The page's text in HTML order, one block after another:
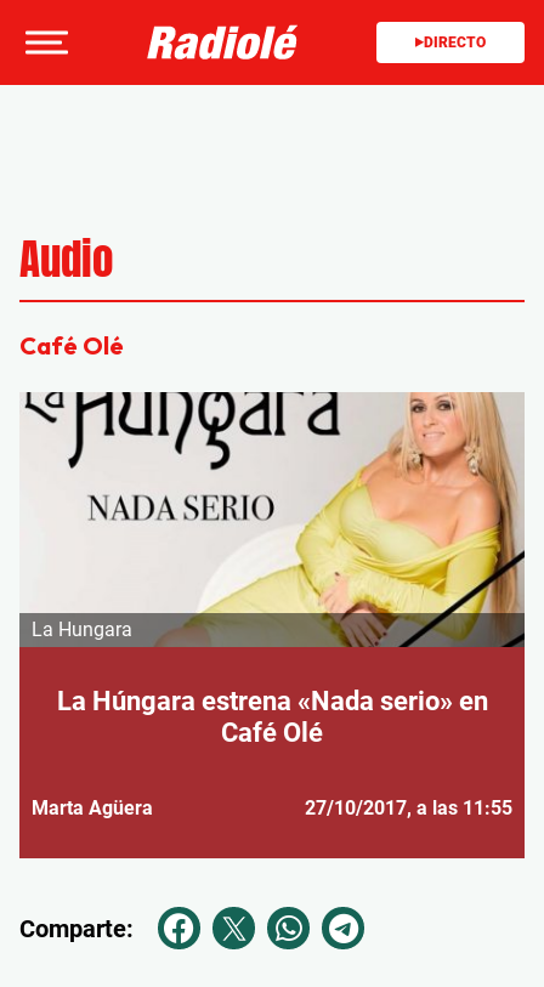
DIRECTO
Audio
Café Olé
La Hungara
La Húngara estrena «Nada serio» en
Café Olé
Marta Agüera 27/10/2017, a las 11:55
Comparte: